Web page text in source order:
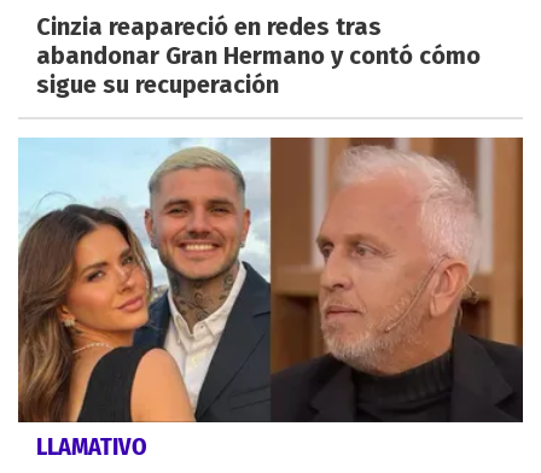
Cinzia reapareció en redes tras
abandonar Gran Hermano y contó cómo
sigue su recuperación
LLAMATIVO